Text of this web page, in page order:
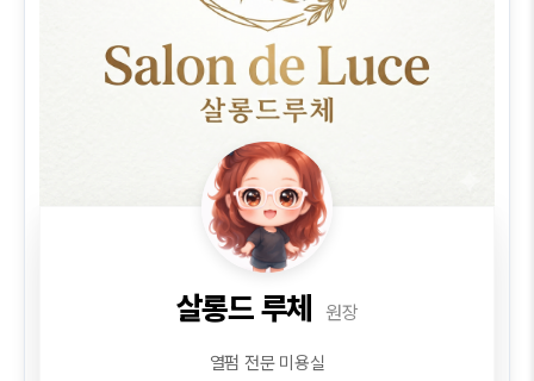
살롱드 루체 원장
열펌 전문 미용실